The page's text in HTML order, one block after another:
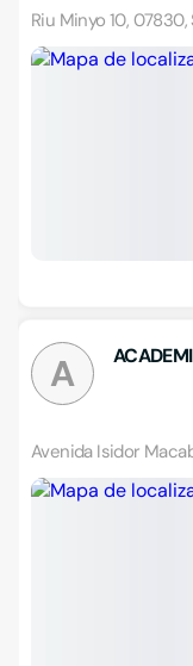
Riu Minyo 10,
A
Avenida Isidor